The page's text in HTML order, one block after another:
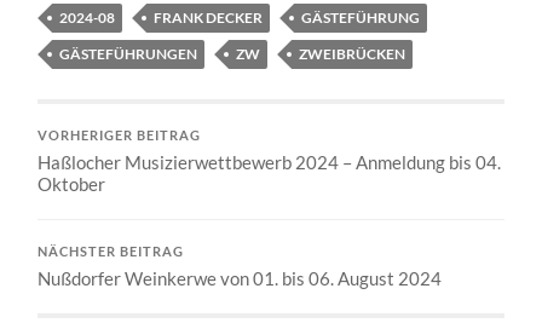
2024-08 FRANK DECKER
GÄSTEFÜHRUNG
GÄSTEFÜHRUNGEN
ZW ZWEIBRÜCKEN
VORHERIGER BEITRAG
Haßlocher Musizierwettbewerb 2024 – Anmeldung bis 04.
Oktober
NÄCHSTER BEITRAG
Nußdorfer Weinkerwe von 01. bis 06. August 2024